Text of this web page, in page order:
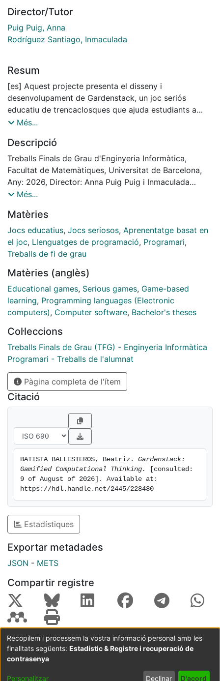
Director/Tutor
Puig Puig, Anna
Rodríguez Santiago, Inmaculada
Resum
[es] Aquest projecte presenta el disseny i
desenvolupament de Gardenstack, un joc seriós
educatiu de trencaclosques que ajuda estudiants a
adquirir habilitats de Pensament Computacional
projecte cerca proporcionar un entorn intuïtiu i segur
per desenvolupar habilitats de disseny d’algorismes i
resolució de problemes sense les barreres de la
programació tradicional.
Gardenstack, un juego serio educativo de puzzles que
ayuda a estudiantes a adquirir habilidades de
Pensamiento Computacional mediante mecánicas de
programación visual. El proyecto busca proporcionar
habilidades de diseño de algoritmos y resolución de
problemas sin las barreras de la programación
tradicional.
of Gardenstack, a serious educational puzzle game
that assists students in the acquisition of
Computational Thinking skills through visual
an intuitive and safe environment for developing
algorithm design and problem-solving skills without
the barriers of traditional coding.
Més...
Descripció
Treballs Finals de Grau d'Enginyeria Informàtica,
Facultat de Matemàtiques, Universitat de Barcelona,
Any: 2026, Director: Anna Puig Puig i Inmaculada
Rodríguez Santiago
Més...
Matèries
Jocs educatius, Jocs seriosos, Aprenentatge basat en
el joc, Llenguatges de programació, Programari,
Treballs de fi de grau
Matèries (anglès)
Educational games, Serious games, Game-based
learning, Programming languages (Electronic
computers), Computer software, Bachelor's theses
Col·leccions
Treballs Finals de Grau (TFG) - Enginyeria Informàtica
Programari - Treballs de l'alumnat
Pàgina completa de l'ítem
Citació
BATISTA BALLESTEROS, Beatriz. Gardenstack:
Gamified Computational Thinking.
[consulted:
9 of August of 2026]. Available at:
https://hdl.handle.net/2445/228480
Estadístiques
Exportar metadades
JSON - METS
Compartir registre
Coordinació:CRAI UB Avís legal
Metadades
subjectes a:
Configuració
Recopilem i processem la vostra informació personal amb les
finalitats següents: Estadístic & Registre i recuperació de
contrasenya
Personalitzar Declinar D'acord